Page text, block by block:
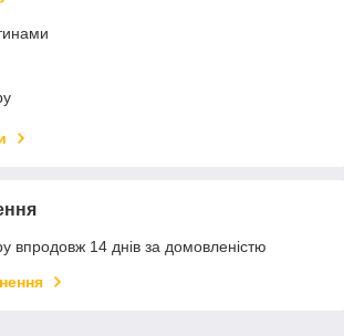
впродовж 14 днів за домовленістю